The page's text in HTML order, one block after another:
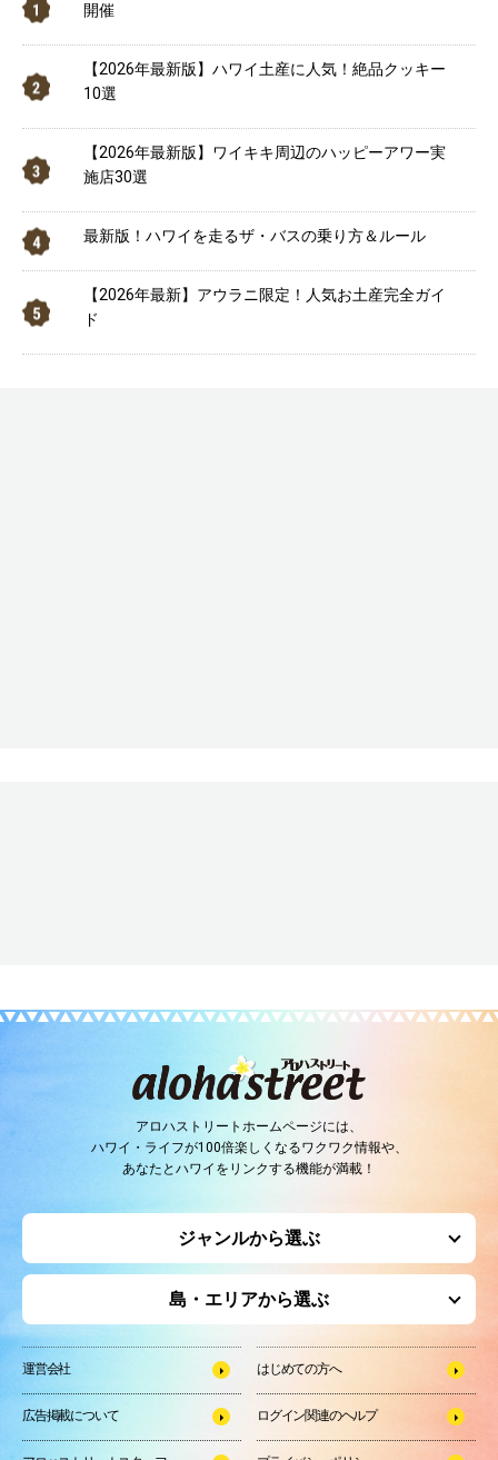
開催
【2026年最新版】ハワイ土産に人気！絶品クッキー
10選
【2026年最新版】ワイキキ周辺のハッピーアワー実
施店30選
最新版！ハワイを走るザ・バスの乗り方＆ルール
【2026年最新】アウラニ限定！人気お土産完全ガイ
ド
アロハストリートホームページには、
ハワイ・ライフが100倍楽しくなるワクワク情報や、
あなたとハワイをリンクする機能が満載！
ジャンルから選ぶ
島・エリアから選ぶ
運営会社 はじめての方へ
広告掲載について ログイン関連のヘルプ